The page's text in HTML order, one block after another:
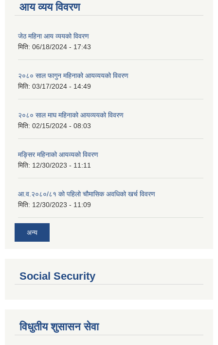
आय व्यय विवरण
जेठ महिना आय व्ययको विवरण
मिति: 06/18/2024 - 17:43
२०८० साल फागुन महिनाको आयव्ययको विवरण
मिति: 03/17/2024 - 14:49
२०८० साल माघ महिनाको आयव्ययको विवरण
मिति: 02/15/2024 - 08:03
मङ्सिर महिनाको आयव्यको विवरण
मिति: 12/30/2023 - 11:11
आ.व.२०८०/८१ को पहिलो चौमासिक अवधिको खर्च विवरण
मिति: 12/30/2023 - 11:09
अन्य
Social Security
विधुतीय शुसासन सेवा